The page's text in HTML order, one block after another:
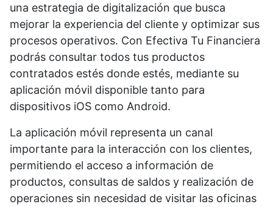
una estrategia de digitalización que busca
mejorar la experiencia del cliente y optimizar sus
procesos operativos. Con Efectiva Tu Financiera
podrás consultar todos tus productos
contratados estés donde estés, mediante su
aplicación móvil disponible tanto para
dispositivos iOS como Android.
La aplicación móvil representa un canal
importante para la interacción con los clientes,
permitiendo el acceso a información de
productos, consultas de saldos y realización de
operaciones sin necesidad de visitar las oficinas